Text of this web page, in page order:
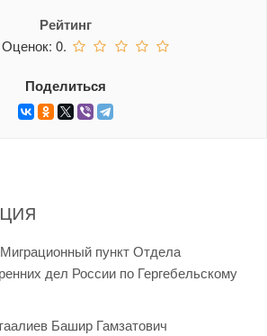
Рейтинг
Оценок:0.
Поделиться
Миграционный пункт Отдела
дел России по Гергебельскому
Башир Гамзатович